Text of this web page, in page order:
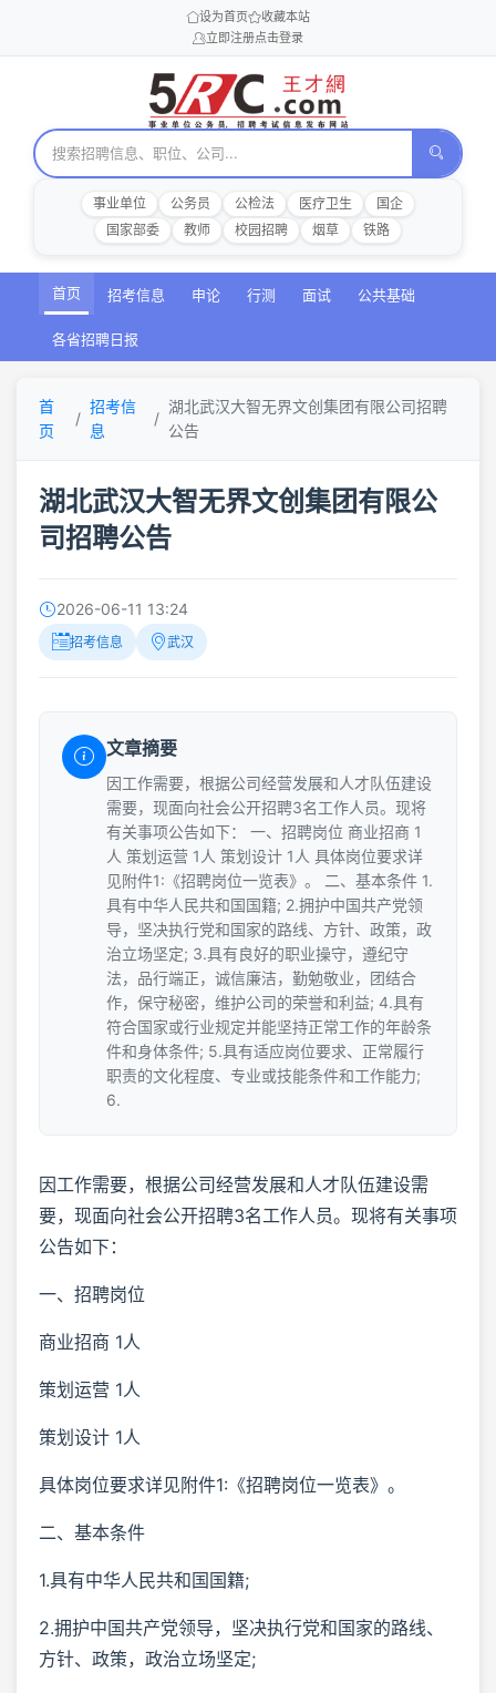
设为首页
收藏本站
立即注册点击登录
事业单位 公务员 公检法 医疗卫生
国企
国家部委
教师 校园招聘 烟草 铁路
首页 招考信息 申论 行测 面试 公共基础
各省招聘日报
首
页
招考信
息
湖北武汉大智无界文创集团有限公司招聘
公告
湖北武汉大智无界文创集团有限公
司招聘公告
2026-06-11 13:24
招考信息 武汉
文章摘要
因工作需要，根据公司经营发展和人才队伍建设
需要，现面向社会公开招聘3名工作人员。现将
有关事项公告如下： 一、招聘岗位 商业招商 1
人 策划运营 1人 策划设计 1人 具体岗位要求详
见附件1:《招聘岗位一览表》。 二、基本条件 1.
具有中华人民共和国国籍; 2.拥护中国共产党领
导，坚决执行党和国家的路线、方针、政策，政
治立场坚定; 3.具有良好的职业操守，遵纪守
法，品行端正，诚信廉洁，勤勉敬业，团结合
作，保守秘密，维护公司的荣誉和利益; 4.具有
符合国家或行业规定并能坚持正常工作的年龄条
件和身体条件; 5.具有适应岗位要求、正常履行
职责的文化程度、专业或技能条件和工作能力;
6.
因工作需要，根据公司经营发展和人才队伍建设需
要，现面向社会公开招聘3名工作人员。现将有关事项
公告如下：
一、招聘岗位
商业招商 1人
策划运营 1人
策划设计 1人
具体岗位要求详见附件1:《招聘岗位一览表》。
二、基本条件
1.具有中华人民共和国国籍;
2.拥护中国共产党领导，坚决执行党和国家的路线、
方针、政策，政治立场坚定;